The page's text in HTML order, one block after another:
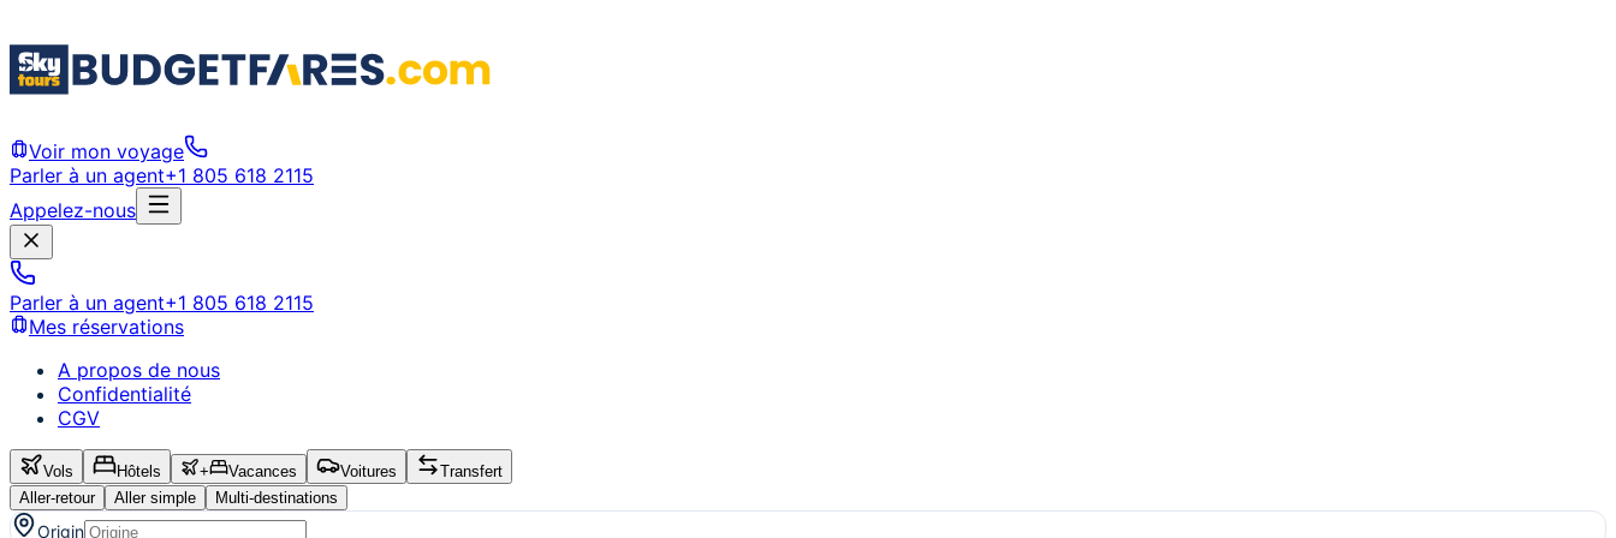
Voir mon voyage
Parler à un agent+1 805 618 2115
Appelez-nous
Parler à un agent+1 805 618 2115
Mes réservations
A propos de nous
Confidentialité
CGV
Vols Hôtels + Vacances Voitures
Transfert
Aller-retour
Aller simple Multi-destinations
Origin